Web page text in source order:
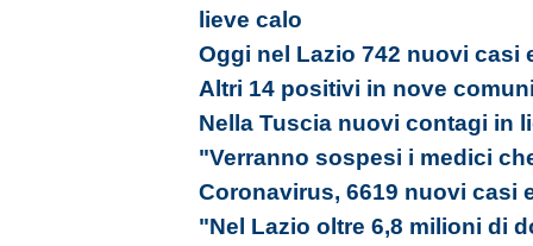
lieve calo
Oggi nel Lazio 742 nuovi casi
Altri 14 positivi in nove
Nella Tuscia nuovi contagi in
"Verranno sospesi i medici
Coronavirus, 6619 nuovi casi
"Nel Lazio oltre 6,8 milioni di